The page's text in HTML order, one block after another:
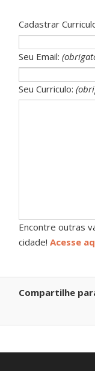
Cadastrar
Seu Email:
Seu Curriculo:
Encontre outras
cidade!Acesse
Compartilhe